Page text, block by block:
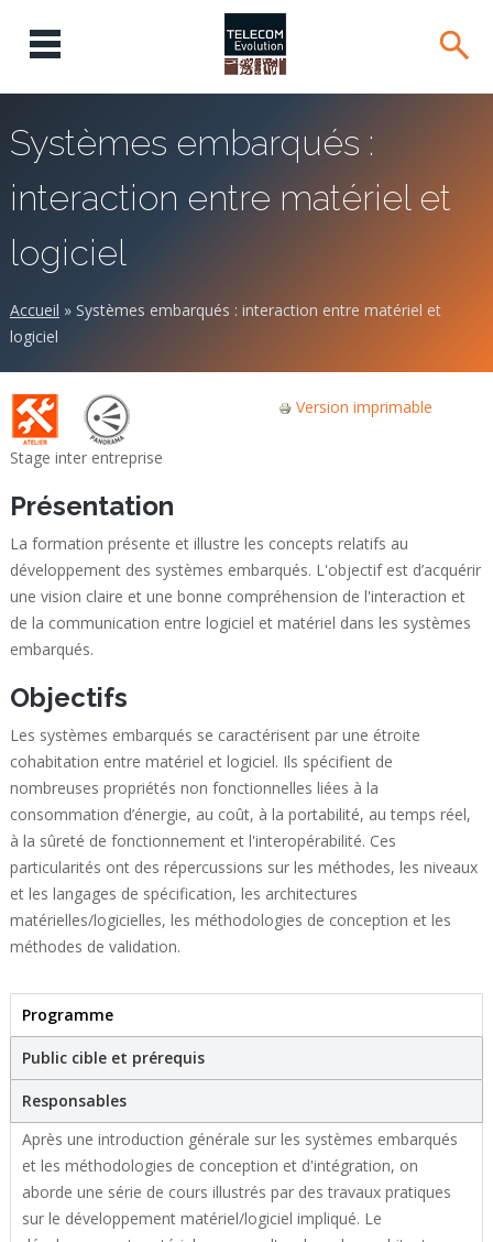
Systèmes embarqués :
interaction entre matériel et
logiciel
Accueil » Systèmes embarqués : interaction entre matériel et
logiciel
Version imprimable
Stage inter entreprise
Présentation
La formation présente et illustre les concepts relatifs au
développement des systèmes embarqués. L'objectif est d’acquérir
une vision claire et une bonne compréhension de l'interaction et
de la communication entre logiciel et matériel dans les systèmes
embarqués.
Objectifs
Les systèmes embarqués se caractérisent par une étroite
cohabitation entre matériel et logiciel. Ils spécifient de
nombreuses propriétés non fonctionnelles liées à la
consommation d’énergie, au coût, à la portabilité, au temps réel,
à la sûreté de fonctionnement et l'interopérabilité. Ces
particularités ont des répercussions sur les méthodes, les niveaux
et les langages de spécification, les architectures
matérielles/logicielles, les méthodologies de conception et les
méthodes de validation.
Stage
Programme(active tab)
Public cible et prérequis
Responsables
Après une introduction générale sur les systèmes embarqués
et les méthodologies de conception et d'intégration, on
aborde une série de cours illustrés par des travaux pratiques
sur le développement matériel/logiciel impliqué. Le